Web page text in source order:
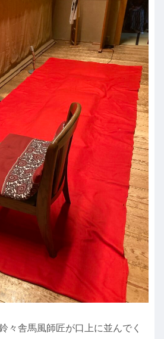
々舎馬風師匠が口上に並んでく